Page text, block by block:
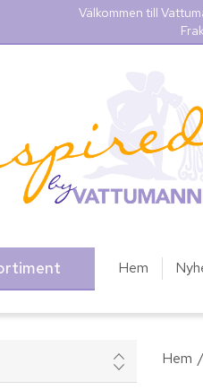
Välkommen till
Hem
Hem /